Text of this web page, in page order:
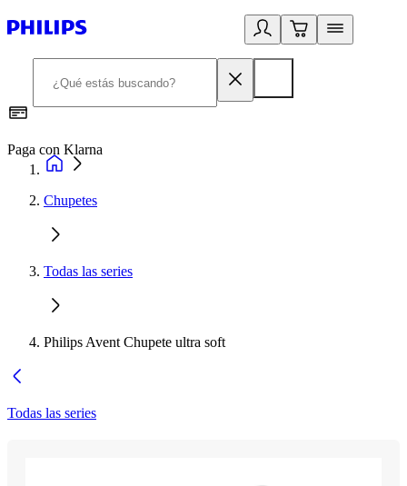
Paga con Klarna
Chupetes
Todas las series
Philips Avent Chupete ultra soft
Todas las series